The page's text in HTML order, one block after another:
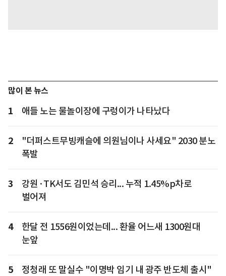
많이 본 뉴스
1 애들 노는 물놀이장에 구렁이가 나타났다
2
"더퍼스트무빙캐슬에 의원님이나 사세요" 2030 분노
폭발
3
강원·TK서도 김민석 승리... 누적 1.45%p차로
벌어져
4
한달 전 1556원이었는데... 환율 어느새 1300원대
눈앞
5 정청래 또 말실수 "이명박 임기 내 광주 반도체 출시"